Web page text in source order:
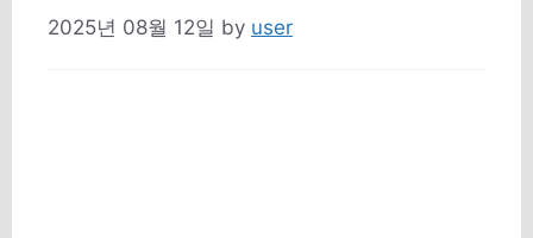
2025년 08월 12일 by user